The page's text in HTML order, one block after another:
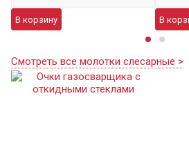
В корзину В
Смотреть все молотки слесарные >